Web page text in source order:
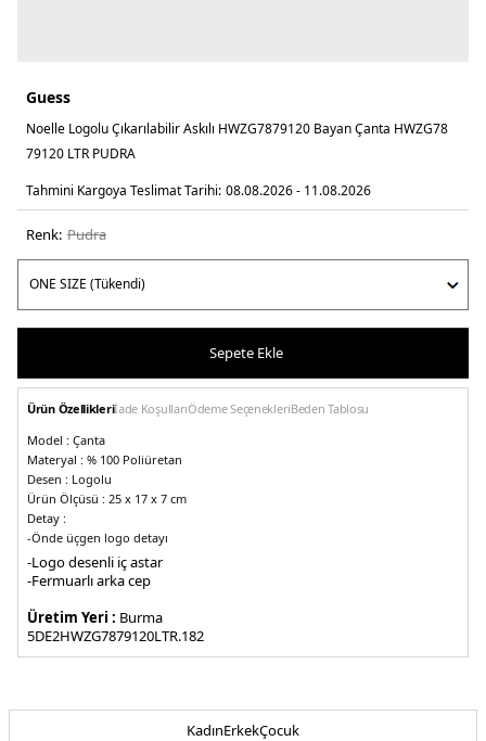
Guess
Noelle Logolu Çıkarılabilir Askılı HWZG7879120 Bayan Çanta HWZG78
79120 LTR PUDRA
Tahmini Kargoya Teslimat Tarihi: 08.08.2026 - 11.08.2026
Renk: pudra
Sepete Ekle
Ürün Özellikleriİade KoşullarıÖdeme SeçenekleriBeden Tablosu
Model : Çanta
Materyal : % 100 Poliüretan
Desen : Logolu
Ürün Ölçüsü : 25 x 17 x 7 cm
Detay :
-Önde üçgen logo detayı
-Logo desenli iç astar
-Çıkarılabilir ve ayarlanabilir askılı
-Fermuarlı arka cep
Üretim Yeri : Burma
5DE2HWZG7879120LTR.182
KadınErkekÇocuk